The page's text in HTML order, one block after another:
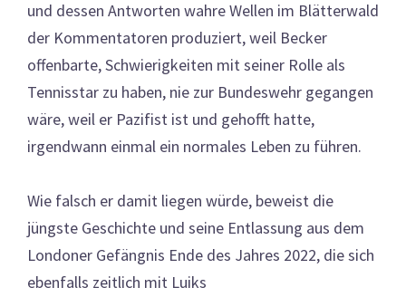
und dessen Antworten wahre Wellen im Blätterwald
der Kommentatoren produziert, weil Becker
offenbarte, Schwierigkeiten mit seiner Rolle als
Tennisstar zu haben, nie zur Bundeswehr gegangen
wäre, weil er Pazifist ist und gehofft hatte,
irgendwann einmal ein normales Leben zu führen.
Wie falsch er damit liegen würde, beweist die
jüngste Geschichte und seine Entlassung aus dem
Londoner Gefängnis Ende des Jahres 2022, die sich
ebenfalls zeitlich mit Luiks